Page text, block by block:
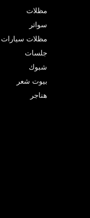
مظلات
سواتر
مظلات سيارات
جلسات
شبوك
بيوت شعر
هناجر